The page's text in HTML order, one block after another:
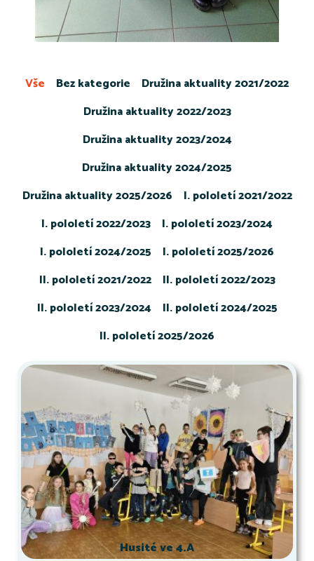
Bez kategorie
Družina aktuality 2021/2022
Družina aktuality 2022/2023
Družina aktuality 2023/2024
Družina aktuality 2024/2025
Družina aktuality 2025/2026
I. pololetí 2021/2022
I. pololetí 2022/2023
I. pololetí 2023/2024
I. pololetí 2024/2025
I. pololetí 2025/2026
II. pololetí 2021/2022
II. pololetí 2022/2023
II. pololetí 2023/2024
II. pololetí 2024/2025
II. pololetí 2025/2026
Vše
Husité ve 4.A